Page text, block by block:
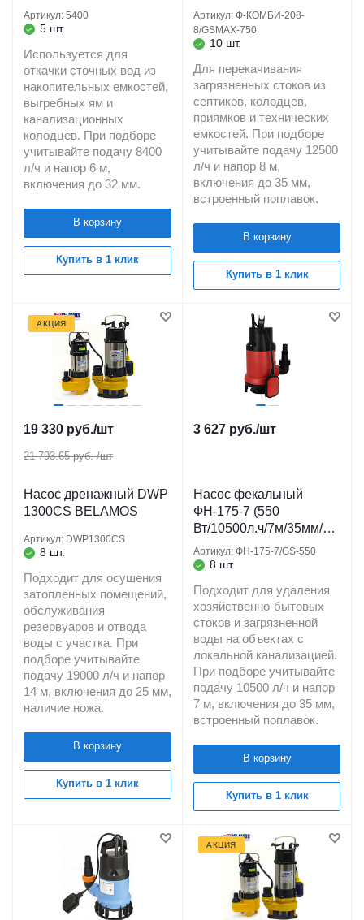
5 шт.
Артикул: 5400
Используется для
откачки сточных вод из
накопительных емкостей,
выгребных ям и
канализационных
колодцев. При подборе
учитывайте подачу 8400
л/ч и напор 6 м,
включения до 32 мм.
В корзину
Купить в 1 клик
кабель 10 м/встроенный
поплавок) JEMIX
10 шт.
Артикул: Ф-КОМБИ-208-
8/GSMAX-750
Для перекачивания
загрязненных стоков из
септиков, колодцев,
приямков и технических
емкостей. При подборе
учитывайте подачу 12500
л/ч и напор 8 м,
включения до 35 мм,
встроенный поплавок.
В корзину
Купить в 1 клик
АКЦИЯ
19 330 руб./шт
21 793.65 руб. /шт
Насос дренажный DWP
1300CS BELAMOS
8 шт.
Артикул: DWP1300CS
Подходит для осушения
затопленных помещений,
обслуживания
резервуаров и отвода
воды с участка. При
подборе учитывайте
подачу 19000 л/ч и напор
14 м, включения до 25 мм,
наличие ножа.
В корзину
Купить в 1 клик
3 627 руб./шт
Насос фекальный
ФН-175-7 (550
Вт/10500л.ч/7м/35мм/
кабель 8 м.) (GS-550)
JEMIX
8 шт.
Артикул: ФН-175-7/GS-550
Подходит для удаления
хозяйственно-бытовых
стоков и загрязненной
воды на объектах с
локальной канализацией.
При подборе учитывайте
подачу 10500 л/ч и напор
7 м, включения до 35 мм,
встроенный поплавок.
В корзину
Купить в 1 клик
АКЦИЯ